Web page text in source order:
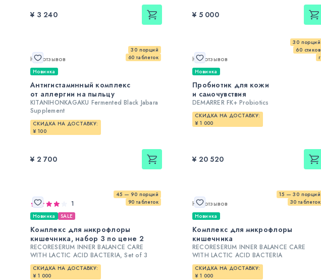
¥ 3 240 ¥ 5 000
30 порций
60 таблеток
Нет отзывов
Новинка
Антигистаминный комплекс
от аллергии на пыльцу
KITANIHONKAGAKU Fermented Black Jabara
Supplement
СКИДКА НА ДОСТАВКУ:
¥ 100
¥ 2 700
30 порций
60 стиков
г
Нет отзывов
Новинка
Пробиотик для кожи
и самочувствия
DEMARRER FK+ Probiotics
СКИДКА НА ДОСТАВКУ:
¥ 1 000
¥ 20 520
45 — 90 порций
90 таблеток
1
Новинка SALE
Комплекс для микрофлоры
кишечника, набор 3 по цене 2
RECORESERUM INNER BALANCE CARE
WITH LACTIC ACID BACTERIA, Set of 3
СКИДКА НА ДОСТАВКУ:
¥ 1 000
15 — 30 порций
30 таблеток
Нет отзывов
Новинка
Комплекс для микрофлоры
кишечника
RECORESERUM INNER BALANCE CARE
WITH LACTIC ACID BACTERIA
СКИДКА НА ДОСТАВКУ:
¥ 1 000